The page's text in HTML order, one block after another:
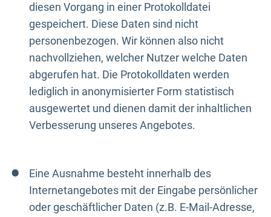
diesen Vorgang in einer Protokolldatei
gespeichert. Diese Daten sind nicht
personenbezogen. Wir können also nicht
nachvollziehen, welcher Nutzer welche Daten
abgerufen hat. Die Protokolldaten werden
lediglich in anonymisierter Form statistisch
ausgewertet und dienen damit der inhaltlichen
Verbesserung unseres Angebotes.
Eine Ausnahme besteht innerhalb des
Internetangebotes mit der Eingabe persönlicher
oder geschäftlicher Daten (z.B. E-Mail-Adresse,